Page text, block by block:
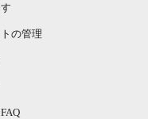
の管理